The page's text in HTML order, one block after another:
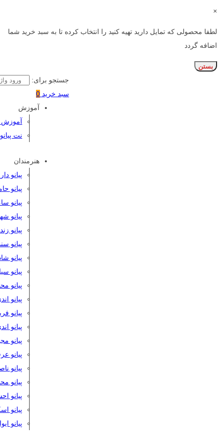
×
لطفا محصولی که تمایل دارید تهیه کنید را انتخاب کرده تا به سبد خرید شما
اضافه گردد
بستن
جستجو برای:
سبد خرید 0
آموزش
آموزش
نت پیانو
هنرمندان
پیانو
پیانو
پیانو
پیانو
پیانو
پیانو
پیانو
پیانو
پیانو
پیانو
پیانو
پیانو
پیانو
پیانو
پیانو
پیانو
پیانو
پیانو
پیانو